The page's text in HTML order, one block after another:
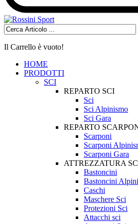
Il Carrello è vuoto!
HOME
PRODOTTI
SCI
REPARTO SCI
Sci
Sci Alpinismo
Sci Gara
REPARTO
Scarponi
Scarponi
Scarponi Gara
ATTREZZATURA
Bastoncini
Bastoncini
Caschi
Maschere Sci
Protezioni Sci
Attacchi sci